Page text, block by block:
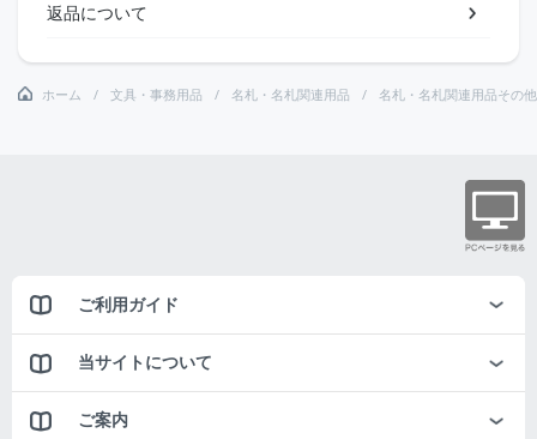
返品について
ホーム 文具・事務用品 名札・名札関連用品 名札・名札関連用品その他
ご利用ガイド
当サイトについて
ご案内